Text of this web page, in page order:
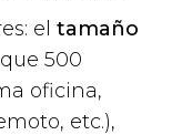
el tamaño
500
oficina,
etc.),